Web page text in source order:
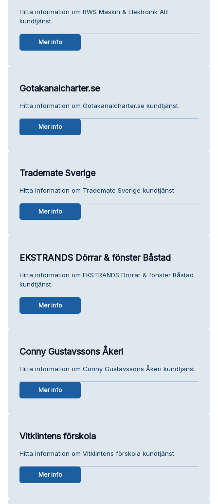
Hitta information om RWS Maskin & Elektronik AB
kundtjänst.
Mer info
Gotakanalcharter.se
Hitta information om Gotakanalcharter.se kundtjänst.
Mer info
Trademate Sverige
Hitta information om Trademate Sverige kundtjänst.
Mer info
EKSTRANDS Dörrar & fönster Båstad
Hitta information om EKSTRANDS Dörrar & fönster Båstad
kundtjänst.
Mer info
Conny Gustavssons Åkeri
Hitta information om Conny Gustavssons Åkeri kundtjänst.
Mer info
Vitklintens förskola
Hitta information om Vitklintens förskola kundtjänst.
Mer info